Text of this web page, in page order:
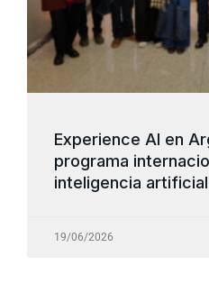
Experience AI en
programa
inteligencia
19/06/2026